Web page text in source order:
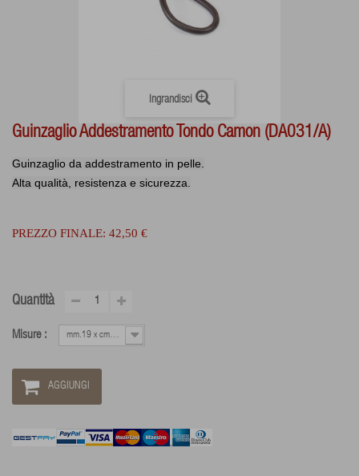
Ingrandisci
Guinzaglio Addestramento Tondo Camon (DA031/A)
Guinzaglio da addestramento in pelle.
Alta qualità, resistenza e sicurezza.
PREZZO FINALE: 42,50 €
Quantità
Misure : mm.19 x cm.200
AGGIUNGI